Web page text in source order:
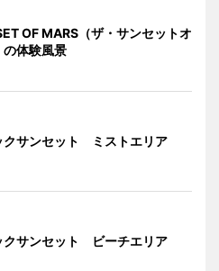
OF MARS（ザ・サンセットオ
の体験風景
クサンセット ミストエリア
クサンセット ビーチエリア